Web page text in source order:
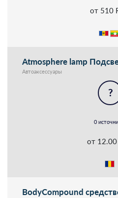
от 510
Atmosphere lamp
Автоаксессуары
?
0
от 12.00
BodyCompound